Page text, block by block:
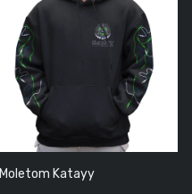
Moletom Katayy